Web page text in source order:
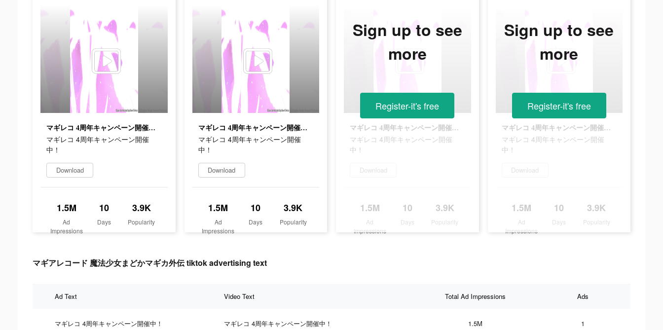
マギレコ 4周年キャンペーン開催中！
マギレコ 4周年キャンペーン開催
中！
Download
1.5M
Ad
Impressions
10
Days
3.9K
Popularity
マギレコ 4周年キャンペーン開催中！
マギレコ 4周年キャンペーン開催
中！
Download
1.5M
Ad
Impressions
10
Days
3.9K
Popularity
マギレコ 4周年キャンペーン開催中！
マギレコ 4周年キャンペーン開催
中！
Download
1.5M
Ad
Impressions
10
Days
3.9K
Popularity
Sign up to see
more
Register-it's free
マギレコ 4周年キャンペーン開催中！
マギレコ 4周年キャンペーン開催
中！
Download
1.5M
Ad
Impressions
10
Days
3.9K
Popularity
Sign up to see
more
Register-it's free
マギアレコード 魔法少女まどかマギカ外伝 tiktok advertising text
Ad Text Video Text Total Ad Impressions Ads
マギレコ 4周年キャンペーン開催中！ マギレコ 4周年キャンペーン開催中！ 1.5M 1